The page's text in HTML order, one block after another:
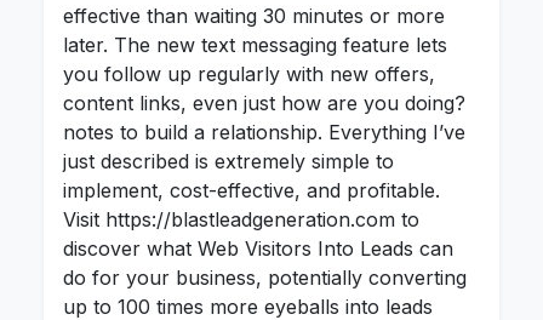
effective than waiting 30 minutes or more
later. The new text messaging feature lets
you follow up regularly with new offers,
content links, even just how are you doing?
notes to build a relationship. Everything I’ve
just described is extremely simple to
implement, cost-effective, and profitable.
Visit https://blastleadgeneration.com to
discover what Web Visitors Into Leads can
do for your business, potentially converting
up to 100 times more eyeballs into leads